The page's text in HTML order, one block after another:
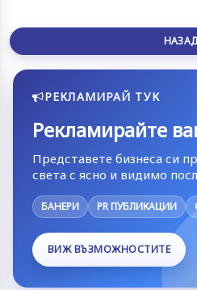
РЕКЛАМИРАЙ ТУК
Рекламирайте
Представете бизнеса си
света с ясно и видимо
БАНЕРИ PR ПУБЛИКАЦИИ
ВИЖ ВЪЗМОЖНОСТИТЕ